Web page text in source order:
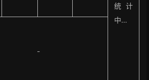
统计
中…
-